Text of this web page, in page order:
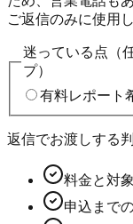
ご返信のみに使用
迷っている点（
プ）
有料レポート
返信でお渡しする
料金と対
申込まで